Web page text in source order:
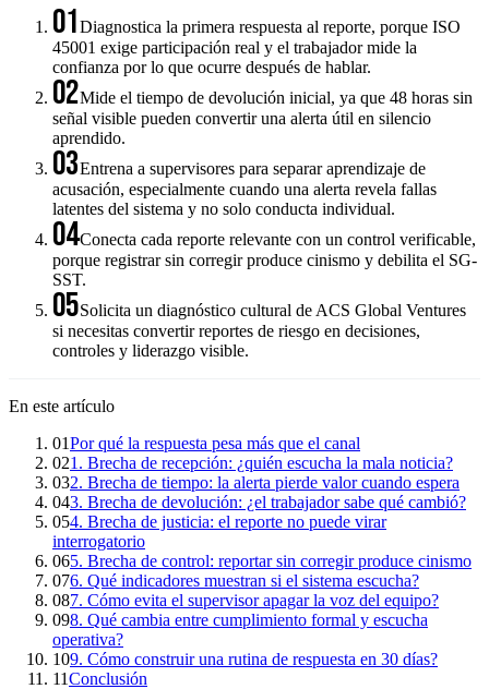
01Diagnostica la primera respuesta al reporte, porque ISO
45001 exige participación real y el trabajador mide la
confianza por lo que ocurre después de hablar.
02Mide el tiempo de devolución inicial, ya que 48 horas sin
señal visible pueden convertir una alerta útil en silencio
aprendido.
03Entrena a supervisores para separar aprendizaje de
acusación, especialmente cuando una alerta revela fallas
latentes del sistema y no solo conducta individual.
04Conecta cada reporte relevante con un control verificable,
porque registrar sin corregir produce cinismo y debilita el SG-
SST.
05Solicita un diagnóstico cultural de ACS Global Ventures
si necesitas convertir reportes de riesgo en decisiones,
controles y liderazgo visible.
En este artículo
01Por qué la respuesta pesa más que el canal
021. Brecha de recepción: ¿quién escucha la mala noticia?
032. Brecha de tiempo: la alerta pierde valor cuando espera
043. Brecha de devolución: ¿el trabajador sabe qué cambió?
054. Brecha de justicia: el reporte no puede virar
interrogatorio
065. Brecha de control: reportar sin corregir produce cinismo
076. Qué indicadores muestran si el sistema escucha?
087. Cómo evita el supervisor apagar la voz del equipo?
098. Qué cambia entre cumplimiento formal y escucha
operativa?
109. Cómo construir una rutina de respuesta en 30 días?
11Conclusión